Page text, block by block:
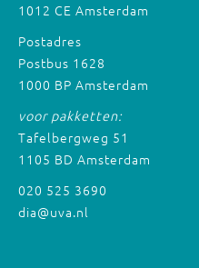
1012 CE Amsterdam
Postadres
Postbus 1628
1000 BP Amsterdam
voor pakketten:
Tafelbergweg 51
1105 BD Amsterdam
020 525 3690
dia@uva.nl